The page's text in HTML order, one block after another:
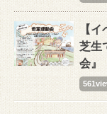
【
芝生
会』